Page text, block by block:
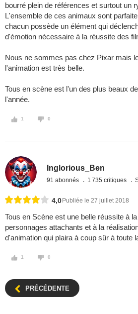
bourré plein de références et surtout un
L'ensemble de ces animaux sont
chacun possède un élément qui
d'émotion nécessaire à la réussite des
Nous ne sommes pas chez Pixar mais
l'animation est très belle.
Tous en scène est l'un des plus beaux
l'année.
1 0
Inglorious_Ben
91 abonnés 1 735 critiques
4,0 Publiée le 27 juillet 2018
Tous en Scène est une belle réussite à
personnages attachants et à la
d'animation qui plaira à coup sûr à toute
1 0
PRÉCÉDENTE